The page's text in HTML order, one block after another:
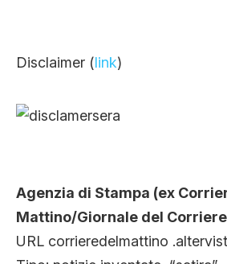
Disclaimer (link)
Agenzia di Stampa (ex
Mattino/Giornale del
URL corrieredelmattino